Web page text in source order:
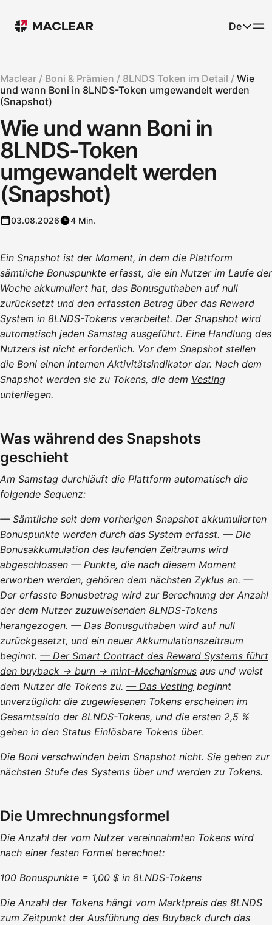
De
Maclear / Boni & Prämien / 8LNDS Token im Detail / Wie
und wann Boni in 8LNDS-Token umgewandelt werden
(Snapshot)
Wie und wann Boni in
8LNDS-Token
umgewandelt werden
(Snapshot)
03.08.2026 4 Min.
Ein Snapshot ist der Moment, in dem die Plattform
sämtliche Bonuspunkte erfasst, die ein Nutzer im Laufe der
Woche akkumuliert hat, das Bonusguthaben auf null
zurücksetzt und den erfassten Betrag über das Reward
System in 8LNDS-Tokens verarbeitet. Der Snapshot wird
automatisch jeden Samstag ausgeführt. Eine Handlung des
Nutzers ist nicht erforderlich. Vor dem Snapshot stellen
die Boni einen internen Aktivitätsindikator dar. Nach dem
Snapshot werden sie zu Tokens, die dem Vesting
unterliegen.
Was während des Snapshots
geschieht
Am Samstag durchläuft die Plattform automatisch die
folgende Sequenz:
— Sämtliche seit dem vorherigen Snapshot akkumulierten
Bonuspunkte werden durch das System erfasst. — Die
Bonusakkumulation des laufenden Zeitraums wird
abgeschlossen — Punkte, die nach diesem Moment
erworben werden, gehören dem nächsten Zyklus an. —
Der erfasste Bonusbetrag wird zur Berechnung der Anzahl
der dem Nutzer zuzuweisenden 8LNDS-Tokens
herangezogen. — Das Bonusguthaben wird auf null
zurückgesetzt, und ein neuer Akkumulationszeitraum
beginnt. — Der Smart Contract des Reward Systems führt
den buyback → burn → mint-Mechanismus aus und weist
dem Nutzer die Tokens zu. — Das Vesting beginnt
unverzüglich: die zugewiesenen Tokens erscheinen im
Gesamtsaldo der 8LNDS-Tokens, und die ersten 2,5 %
gehen in den Status Einlösbare Tokens über.
Die Boni verschwinden beim Snapshot nicht. Sie gehen zur
nächsten Stufe des Systems über und werden zu Tokens.
Die Umrechnungsformel
Die Anzahl der vom Nutzer vereinnahmten Tokens wird
nach einer festen Formel berechnet:
100 Bonuspunkte = 1,00 $ in 8LNDS-Tokens
Die Anzahl der Tokens hängt vom Marktpreis des 8LNDS
zum Zeitpunkt der Ausführung des Buyback durch das